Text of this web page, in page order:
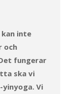
inte
och
fungerar
ska vi
Vi